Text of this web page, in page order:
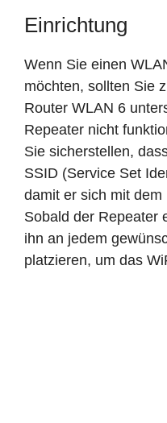
Einrichtung
Wenn Sie einen
möchten, sollten Sie
Router WLAN 6
Repeater nicht
Sie sicherstellen,
SSID (Service Set
damit er sich mit
Sobald der Repeater
ihn an jedem
platzieren, um das